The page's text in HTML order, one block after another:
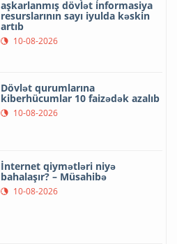
aşkarlanmış dövlət informasiya
resurslarının sayı iyulda kəskin
artıb
10-08-2026
Dövlət qurumlarına
kiberhücumlar 10 faizədək azalıb
10-08-2026
İnternet qiymətləri niyə
bahalaşır? – Müsahibə
10-08-2026